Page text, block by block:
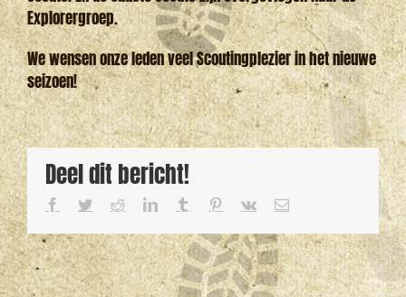
Explorergroep.
We wensen onze leden veel Scoutingplezier in het nieuwe
seizoen!
Deel dit bericht!
Facebook
TwitterRedditLinkedInTumblr Pinterest
Vk
E-